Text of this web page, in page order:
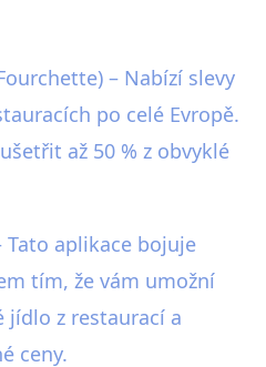
– Nabízí slevy
po celé Evropě.
až 50 % z obvyklé
Tato aplikace bojuje
tím, že vám umožní
z restaurací a
ceny.